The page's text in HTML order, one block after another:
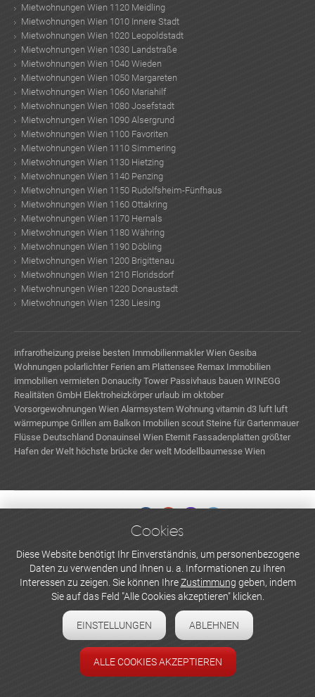
Mietwohnungen Wien 1120 Meidling
Mietwohnungen Wien 1010 Innere Stadt
Mietwohnungen Wien 1020 Leopoldstadt
Mietwohnungen Wien 1030 Landstraße
Mietwohnungen Wien 1040 Wieden
Mietwohnungen Wien 1050 Margareten
Mietwohnungen Wien 1060 Mariahilf
Mietwohnungen Wien 1080 Josefstadt
Mietwohnungen Wien 1090 Alsergrund
Mietwohnungen Wien 1100 Favoriten
Mietwohnungen Wien 1110 Simmering
Mietwohnungen Wien 1130 Hietzing
Mietwohnungen Wien 1140 Penzing
Mietwohnungen Wien 1150 Rudolfsheim-Fünfhaus
Mietwohnungen Wien 1160 Ottakring
Mietwohnungen Wien 1170 Hernals
Mietwohnungen Wien 1180 Währing
Mietwohnungen Wien 1190 Döbling
Mietwohnungen Wien 1200 Brigittenau
Mietwohnungen Wien 1210 Floridsdorf
Mietwohnungen Wien 1220 Donaustadt
Mietwohnungen Wien 1230 Liesing
infrarotheizung preise besten Immobilienmakler Wien Gesiba
Wohnungen polarlichter Ferien am Plattensee Remax Immobilien
immobilien vermieten Donaucity Tower Passivhaus bauen WINEGG
Realitäten GmbH Elektroheizkörper urlaub im oktober
Vorsorgewohnungen Wien Alarmsystem Wohnung vitamin d3 luft luft
wärmepumpe Grillen am Balkon Imobilien scout Steine für Gartenmauer
Flüsse Deutschland Donauinsel Wien Eternit Fassadenplatten größter
Hafen der Welt höchste brücke der welt Modellbaumesse Wien
WERBEN UND INSERIEREN
Newsletter abonnieren
Datenschutzerklärung
Cookie-Einstellungen
Cookies
Diese Website benötigt Ihr Einverständnis, um personenbezogene
Daten zu verwenden und Ihnen u. a. Informationen zu Ihren
Interessen zu zeigen. Sie können IhreZustimmung geben, indem
Sie auf das Feld "Alle Cookies akzeptieren" klicken.
EINSTELLUNGEN ABLEHNEN
ALLE COOKIES AKZEPTIEREN